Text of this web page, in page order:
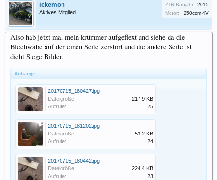
ickemon
Aktives Mitglied
ZTR Baujahr: 2015
Motor:
250ccm 4V
Also hab jetzt mal mein krümmer aufgeflext und siehe da die
Blechwabe auf der einen Seite zerstört und die andere Seite ist
dicht Siege Bilder.
Anhänge:
20170715_180427.jpg
Dateigröße:
217,9 KB
Aufrufe:
25
20170715_181202.jpg
Dateigröße:
53,2 KB
Aufrufe:
24
20170715_180442.jpg
Dateigröße:
224,4 KB
Aufrufe:
23